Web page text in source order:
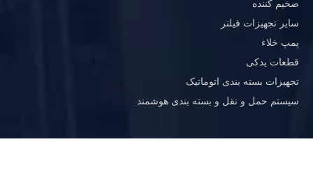
ضخیم کننده
سایر تجهیزات فیلتر
پمپ خلاء
قطعات یدکی
تجهیزات بسته بندی اتوماتیک
سیستم حمل و نقل و بسته بندی هوشمند